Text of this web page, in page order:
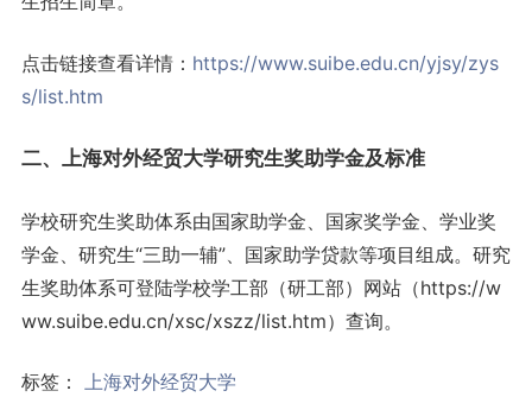
点击链接查看详情： https://www.suibe.edu.cn/yjsy/zys
s/list.htm
二、上海对外经贸大学研究生奖助学金及标准
学校研究生奖助体系由国家助学金、国家奖学金、学业奖
学金、研究生“三助一辅”、国家助学贷款等项目组成。研究
生奖助体系可登陆学校学工部（研工部）网站（https://w
ww.suibe.edu.cn/xsc/xszz/list.htm）查询。
标签： 上海对外经贸大学